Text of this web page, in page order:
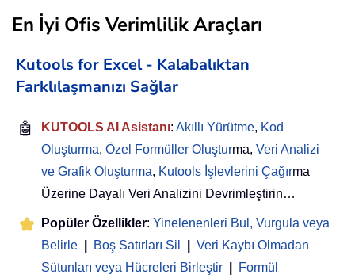
En İyi Ofis Verimlilik Araçları
Kutools for Excel - Kalabalıktan
Farklılaşmanızı Sağlar
🤖 KUTOOLS AI Asistanı: Akıllı Yürütme, Kod
Oluşturma, Özel Formüller Oluşturma, Veri Analizi
ve Grafik Oluşturma, Kutools İşlevlerini Çağırma
Üzerine Dayalı Veri Analizini Devrimleştirin…
Popüler Özellikler: Yinelenenleri Bul, Vurgula veya
Belirle
Boş Satırları Sil
Veri Kaybı Olmadan
Sütunları veya Hücreleri Birleştir
Formül